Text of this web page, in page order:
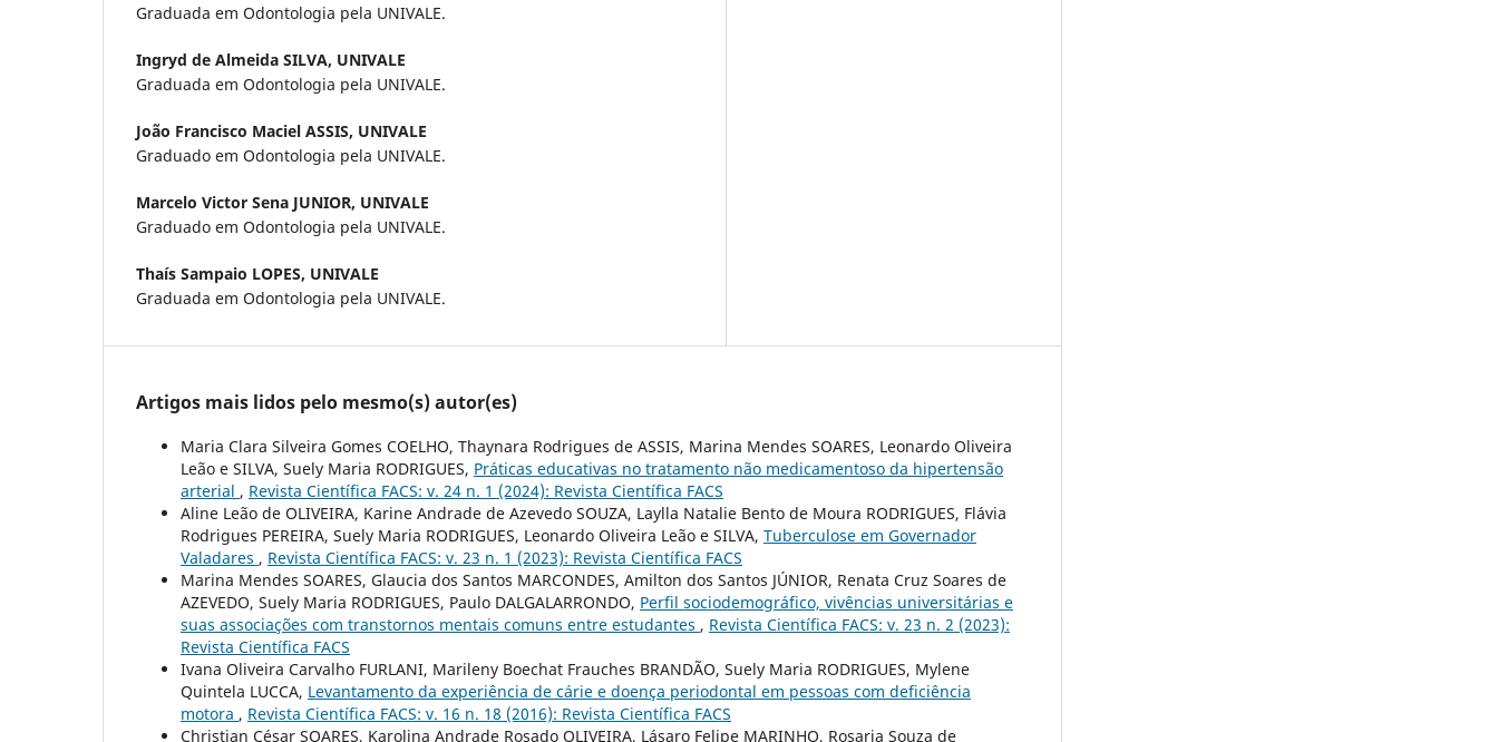
Graduada em Odontologia pela UNIVALE.
Ingryd de Almeida SILVA, UNIVALE
Graduada em Odontologia pela UNIVALE.
João Francisco Maciel ASSIS, UNIVALE
Graduado em Odontologia pela UNIVALE.
Marcelo Victor Sena JUNIOR, UNIVALE
Graduado em Odontologia pela UNIVALE.
Thaís Sampaio LOPES, UNIVALE
Graduada em Odontologia pela UNIVALE.
Artigos mais lidos pelo mesmo(s) autor(es)
Maria Clara Silveira Gomes COELHO, Thaynara Rodrigues de ASSIS, Marina Mendes SOARES, Leonardo Oliveira
Leão e SILVA, Suely Maria RODRIGUES, Práticas educativas no tratamento não medicamentoso da hipertensão
arterial , Revista Científica FACS: v. 24 n. 1 (2024): Revista Científica FACS
Aline Leão de OLIVEIRA, Karine Andrade de Azevedo SOUZA, Laylla Natalie Bento de Moura RODRIGUES, Flávia
Rodrigues PEREIRA, Suely Maria RODRIGUES, Leonardo Oliveira Leão e SILVA, Tuberculose em Governador
Valadares , Revista Científica FACS: v. 23 n. 1 (2023): Revista Científica FACS
Marina Mendes SOARES, Glaucia dos Santos MARCONDES, Amilton dos Santos JÚNIOR, Renata Cruz Soares de
AZEVEDO, Suely Maria RODRIGUES, Paulo DALGALARRONDO, Perfil sociodemográfico, vivências universitárias e
suas associações com transtornos mentais comuns entre estudantes , Revista Científica FACS: v. 23 n. 2 (2023):
Revista Científica FACS
Ivana Oliveira Carvalho FURLANI, Marileny Boechat Frauches BRANDÃO, Suely Maria RODRIGUES, Mylene
Quintela LUCCA, Levantamento da experiência de cárie e doença periodontal em pessoas com deficiência
motora , Revista Científica FACS: v. 16 n. 18 (2016): Revista Científica FACS
Christian César SOARES, Karolina Andrade Rosado OLIVEIRA, Lásaro Felipe MARINHO, Rosaria Souza de